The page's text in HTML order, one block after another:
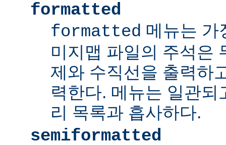
formatted
formatted 메뉴는 가
미지맵 파일의 주석은
제와 수직선을 출력하
력한다. 메뉴는 일관
리 목록과 흡사하다.
semiformatted